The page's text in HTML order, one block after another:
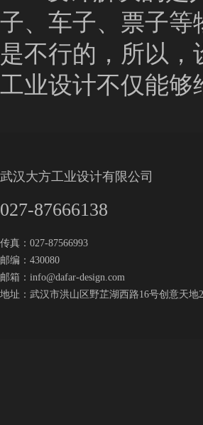
子、车子、票子等
是不行的，所以
工业设计不仅能够
武汉大方工业设计有限公司
027-87666138
传真：027-87566993
邮编：430080
邮箱： info@dafar-design.com
地址：武汉市洪山区野芷湖西路16号创意天地